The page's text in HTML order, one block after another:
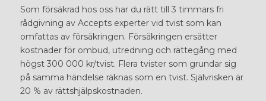
Som försäkrad hos oss har du rätt till 3 timmars fri
rådgivning av Accepts experter vid tvist som kan
omfattas av försäkringen. Försäkringen ersätter
kostnader för ombud, utredning och rättegång med
högst 300 000 kr/tvist. Flera tvister som grundar sig
på samma händelse räknas som en tvist. Självrisken är
20 % av rättshjälpskostnaden.